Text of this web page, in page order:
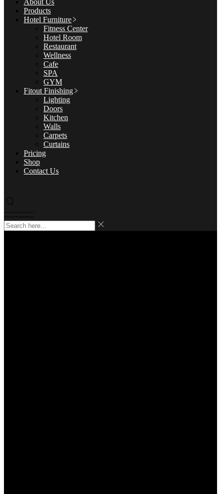
About Us
Products
Hotel Furniture
Fitness Center
Hotel Room
Restaurant
Wellness
Cafe
SPA
GYM
Fitout Finishing
Lighting
Doors
Kitchen
Walls
Carpets
Curtains
Pricing
Shop
Contact Us